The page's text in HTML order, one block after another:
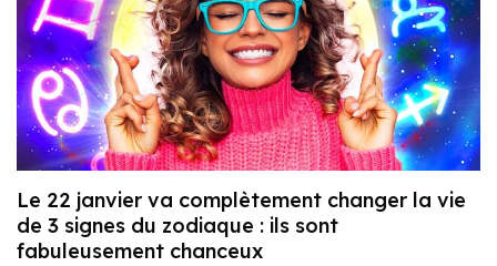
Le 22 janvier va complètement changer la vie
de 3 signes du zodiaque : ils sont
fabuleusement chanceux